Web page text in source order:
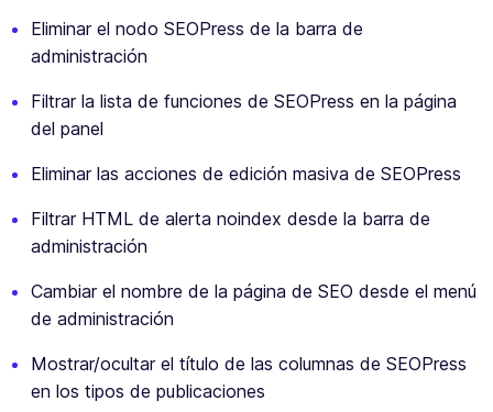
Eliminar el nodo SEOPress de la barra de
administración
Filtrar la lista de funciones de SEOPress en la página
del panel
Eliminar las acciones de edición masiva de SEOPress
Filtrar HTML de alerta noindex desde la barra de
administración
Cambiar el nombre de la página de SEO desde el menú
de administración
Mostrar/ocultar el título de las columnas de SEOPress
en los tipos de publicaciones